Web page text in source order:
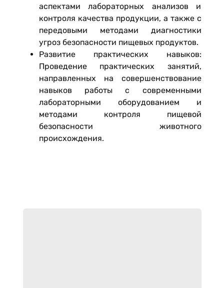
аспектами лабораторных анализов и
контроля качества продукции, а также с
передовыми методами диагностики
угроз безопасности пищевых продуктов.
Развитие практических навыков:
Проведение практических занятий,
направленных на совершенствование
навыков работы с современными
лабораторными оборудованием и
методами контроля пищевой
безопасности животного
происхождения.